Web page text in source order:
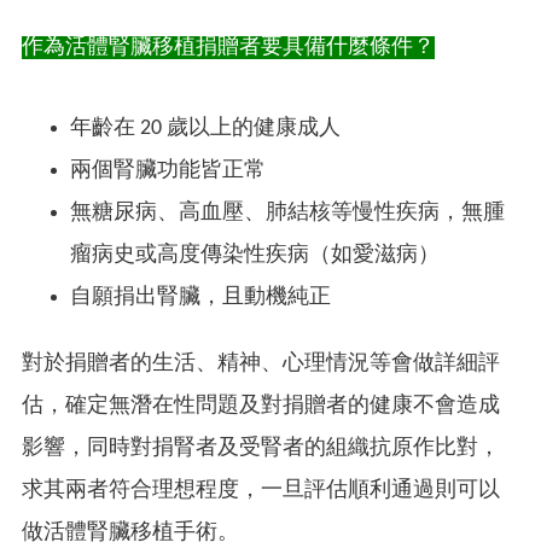
作為活體腎臟移植捐贈者要具備什麼條件？
年齡在 20 歲以上的健康成人
兩個腎臟功能皆正常
無糖尿病、高血壓、肺結核等慢性疾病，無腫
瘤病史或高度傳染性疾病（如愛滋病）
自願捐出腎臟，且動機純正
對於捐贈者的生活、精神、心理情況等會做詳細評
估，確定無潛在性問題及對捐贈者的健康不會造成
影響，同時對捐腎者及受腎者的組織抗原作比對，
求其兩者符合理想程度，一旦評估順利通過則可以
做活體腎臟移植手術。